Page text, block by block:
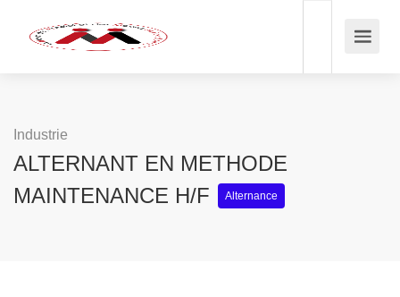
Industrie
ALTERNANT EN METHODE
MAINTENANCE H/F
Alternance